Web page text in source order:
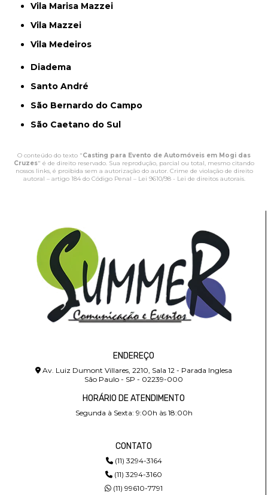
Vila Marisa Mazzei
Vila Mazzei
Vila Medeiros
Diadema
Santo André
São Bernardo do Campo
São Caetano do Sul
O conteúdo do texto "Casting para Evento de Automóveis em Mogi das
Cruzes" é de direito reservado. Sua reprodução, parcial ou total, mesmo citando
nossos links, é proibida sem a autorização do autor. Crime de violação de direito
autoral – artigo 184 do Código Penal – Lei 9610/98 - Lei de direitos autorais.
ENDEREÇO
Av. Luiz Dumont Villares, 2210, Sala 12 - Parada Inglesa
São Paulo - SP - 02239-000
HORÁRIO DE ATENDIMENTO
Segunda à Sexta: 9:00h às 18:00h
CONTATO
(11) 3294-3164
(11) 3294-3160
(11) 99610-7791